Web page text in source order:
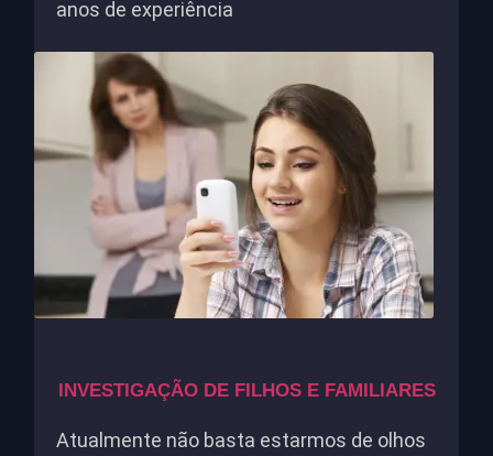
anos de experiência
INVESTIGAÇÃO DE FILHOS E FAMILIARES
Atualmente não basta estarmos de olhos